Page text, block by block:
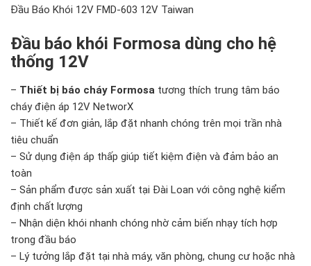
Đầu Báo Khói 12V FMD-603 12V Taiwan
Đầu báo khói Formosa dùng cho hệ
thống 12V
– Thiết bị báo cháy Formosa tương thích trung tâm báo
cháy điện áp 12V NetworX
– Thiết kế đơn giản, lắp đặt nhanh chóng trên mọi trần nhà
tiêu chuẩn
– Sử dụng điện áp thấp giúp tiết kiệm điện và đảm bảo an
toàn
– Sản phẩm được sản xuất tại Đài Loan với công nghệ kiểm
định chất lượng
– Nhận diện khói nhanh chóng nhờ cảm biến nhạy tích hợp
trong đầu báo
– Lý tưởng lắp đặt tại nhà máy, văn phòng, chung cư hoặc nhà